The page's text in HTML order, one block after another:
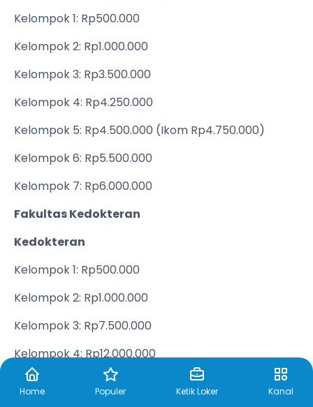
Home Populer Ketik Loker Kanal
Kelompok 1: Rp500.000
Kelompok 2: Rp1.000.000
Kelompok 3: Rp3.500.000
Kelompok 4: Rp4.250.000
Kelompok 5: Rp4.500.000 (Ikom Rp4.750.000)
Kelompok 6: Rp5.500.000
Kelompok 7: Rp6.000.000
Fakultas Kedokteran
Kedokteran
Kelompok 1: Rp500.000
Kelompok 2: Rp1.000.000
Kelompok 3: Rp7.500.000
Kelompok 4: Rp12.000.000
Kelompok 5: Rp17.500.000